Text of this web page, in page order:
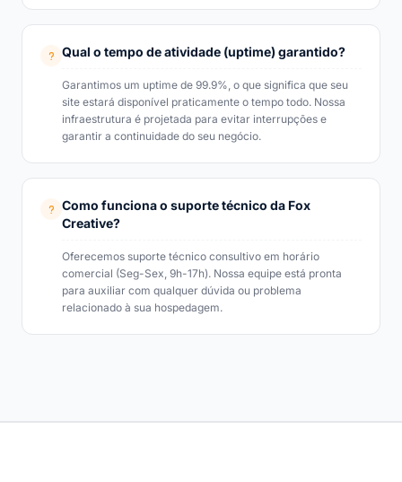
Qual o tempo de atividade (uptime) garantido?
Garantimos um uptime de 99.9%, o que significa que seu
site estará disponível praticamente o tempo todo. Nossa
infraestrutura é projetada para evitar interrupções e
garantir a continuidade do seu negócio.
Como funciona o suporte técnico da Fox
Creative?
Oferecemos suporte técnico consultivo em horário
comercial (Seg-Sex, 9h-17h). Nossa equipe está pronta
para auxiliar com qualquer dúvida ou problema
relacionado à sua hospedagem.